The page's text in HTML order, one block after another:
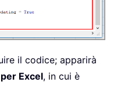
il codice; apparirà
Excel, in cui è